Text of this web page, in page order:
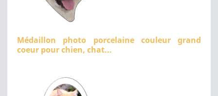
Médaillon photo porcelaine couleur grand
coeur pour chien, chat...